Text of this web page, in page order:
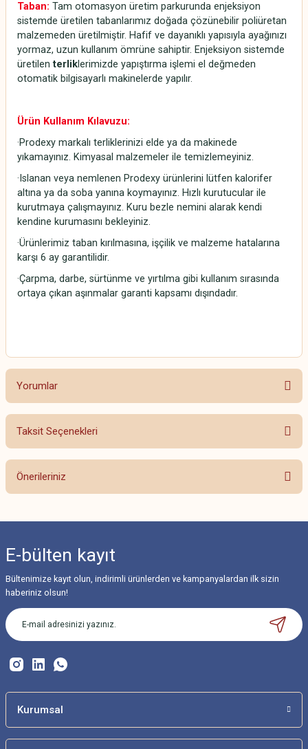
Taban: Tam otomasyon üretim parkurunda enjeksiyon
sistemde üretilen tabanlarımız doğada çözünebilir poliüretan
malzemeden üretilmiştir. Hafif ve dayanıklı yapısıyla ayağınızı
yormaz, uzun kullanım ömrüne sahiptir. Enjeksiyon sistemde
üretilenterliklerimizde yapıştırma işlemi el değmeden
otomatik bilgisayarlı makinelerde yapılır.
Ürün Kullanım Kılavuzu:
·Prodexy markalı terliklerinizi elde ya da makinede
yıkamayınız. Kimyasal malzemeler ile temizlemeyiniz.
·Islanan veya nemlenen Prodexy ürünlerini lütfen kalorifer
altına ya da soba yanına koymayınız. Hızlı kurutucular ile
kurutmaya çalışmayınız. Kuru bezle nemini alarak kendi
kendine kurumasını bekleyiniz.
·Ürünlerimiz taban kırılmasına, işçilik ve malzeme hatalarına
karşı 6 ay garantilidir.
·Çarpma, darbe, sürtünme ve yırtılma gibi kullanım sırasında
ortaya çıkan aşınmalar garanti kapsamı dışındadır.
Yorumlar
Bu ürüne ilk yorumu siz yapın!
Taksit Seçenekleri
Önerileriniz
Görüş ve önerileriniz için teşekkür ederiz.
Ürün resmi kalitesiz, bozuk veya görüntülenemiyor.
Ürün açıklamasında eksik bilgiler bulunuyor.
Ürün bilgilerinde hatalar bulunuyor.
Bu ürüne benzer farklı alternatifler olmalı.
E-bülten kayıt
Bültenimize kayıt olun, indirimli ürünlerden ve kampanyalardan ilk sizin
haberiniz olsun!
Kurumsal